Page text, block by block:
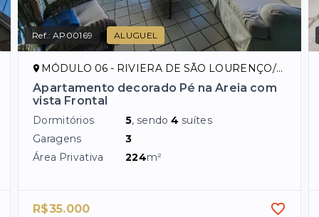
Ref.:AP00169 ALUGUEL
MÓDULO 06 - RIVIERA DE SÃO LOURENÇO/SP
Apartamento decorado Pé na Areia com
vista Frontal
Dormitórios 5, sendo4 suítes
Garagens
3
Área Privativa
224m²
R$35.000